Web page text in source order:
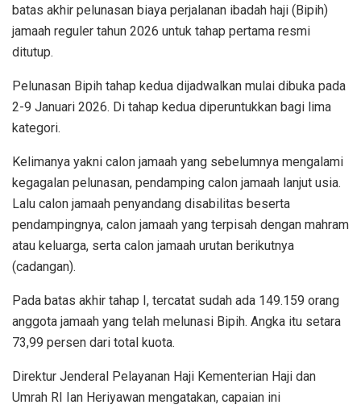
batas akhir pelunasan biaya perjalanan ibadah haji (Bipih)
jamaah reguler tahun 2026 untuk tahap pertama resmi
ditutup.
Pelunasan Bipih tahap kedua dijadwalkan mulai dibuka pada
2-9 Januari 2026. Di tahap kedua diperuntukkan bagi lima
kategori.
Kelimanya yakni calon jamaah yang sebelumnya mengalami
kegagalan pelunasan, pendamping calon jamaah lanjut usia.
Lalu calon jamaah penyandang disabilitas beserta
pendampingnya, calon jamaah yang terpisah dengan mahram
atau keluarga, serta calon jamaah urutan berikutnya
(cadangan).
Pada batas akhir tahap I, tercatat sudah ada 149.159 orang
anggota jamaah yang telah melunasi Bipih. Angka itu setara
73,99 persen dari total kuota.
Direktur Jenderal Pelayanan Haji Kementerian Haji dan
Umrah RI Ian Heriyawan mengatakan, capaian ini